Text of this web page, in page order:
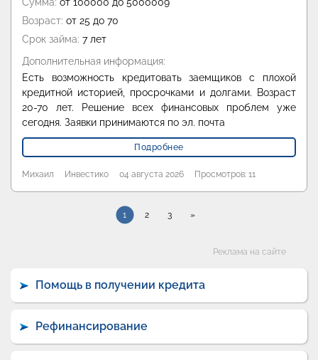
Возраст: от 25 до 70
Срок займа: 7 лет
Дополнительная информация:
Есть возможность кредитовать заемщиков с плохой
кредитной историей, просрочками и долгами. Возраст
20-70 лет. Решение всех финансовых проблем уже
сегодня. Заявки принимаются по эл. почта
Подробнее
Михаил Инвестико 04 августа 2026 Просмотров: 11
1 2 3 »
Реклама на сайте
Помощь в получении кредита
Рефинансирование